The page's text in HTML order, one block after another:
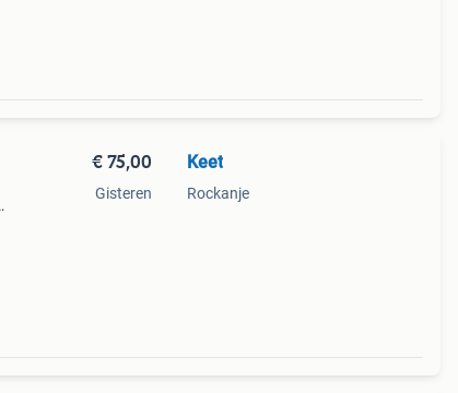
€ 75,00
Gisteren
Keet
Rockanje